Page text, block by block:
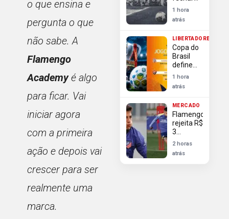
o que ensina e
pergunta o que
não sabe. A
Flamengo
Academyé algo
para ficar. Vai
iniciar agora
com a primeira
ação e depois vai
crescer para ser
realmente uma
marca.
com
Rodri em
reviravolta
Real
Madrid
1 hora
atrás
LIBERTADORES
Copa do
Brasil
define
últimos
classificados
às
com
Corinthians
e
Athletico
em
campo
1 hora
atrás
MERCADO
Flamengo
rejeita R$
3
milhões
de
Almada
2 horas
atrás